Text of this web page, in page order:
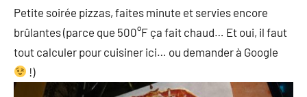
Petite soirée pizzas, faites minute et servies encore
brûlantes (parce que 500°F ça fait chaud… Et oui, il faut
tout calculer pour cuisiner ici… ou demander à Google
!)